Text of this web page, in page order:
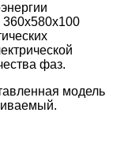
фаз.
модель